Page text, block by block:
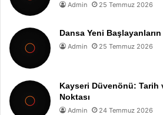
Admin 25 Temmuz 2026
Dansa Yeni
Admin 25 Temmuz 2026
Kayseri Düvenönü:
Noktası
Admin 24 Temmuz 2026